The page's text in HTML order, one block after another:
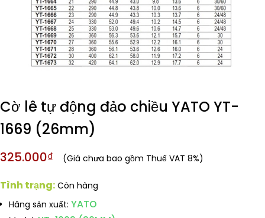
Cờ lê tự động đảo chiều YATO YT-
1669 (26mm)
325.000₫ (Giá chưa bao gồm Thuế VAT 8%)
Tình trạng: Còn hàng
Hãng sản xuất: YATO